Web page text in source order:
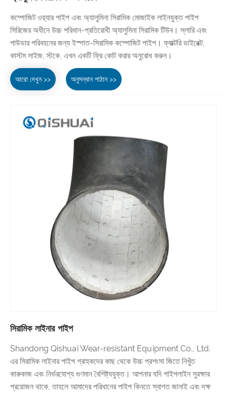
কম্পোজিট ওয়্যার পাইপ এবং অ্যালুমিনা সিরামিক মোজাইক লাইনযুক্ত পাইপ
সিরিজের অধীনে উচ্চ পরিধান-প্রতিরোধী অ্যালুমিনা সিরামিক টিউব। স্লারি এবং
পাউডার পরিবহনের জন্য ইস্পাত-সিরামিক কম্পোজিট পাইপ। ফ্যাক্টরি ডাইরেক্ট,
কাস্টম সাইজ, স্টকে, এখন একটি ফ্রি কোট করার অনুরোধ করুন।
আরো দেখুন >> অনুসন্ধান পাঠান >>
সিরামিক লাইনার পাইপ
Shandong Qishuai Wear-resistant Equipment Co., Ltd.
এর সিরামিক লাইনার পাইপ গ্রাহকদের কাছ থেকে উচ্চ প্রশংসা জিতে নিখুঁত
কারুকাজ এবং নির্ভরযোগ্য গুণমান বৈশিষ্ট্যযুক্ত। আপনার যদি পাইপলাইন সুরক্ষার
প্রয়োজন থাকে, তাহলে আমাদের পরিধানের পাইপ কিনতে স্বাগত জানাই এবং দক্ষ